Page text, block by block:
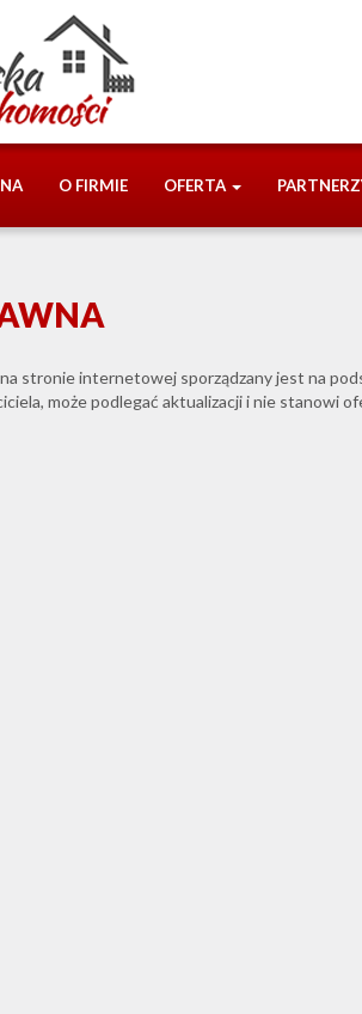
O FIRMIE OFERTA
stronie internetowej sporządzany jest na
może podlegać aktualizacji i nie stanowi